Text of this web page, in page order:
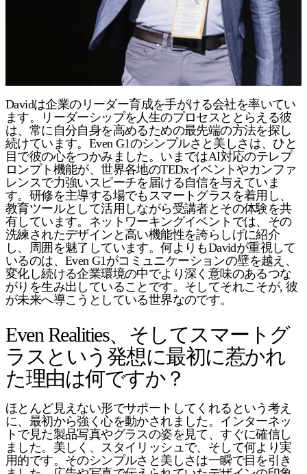
Davidは企業のリーダー育成を手がける会社を率いてい
ます。リーダーシップを人生のプロセスととらえる彼
は、常に自分自身を高めるための最先端の方法を探し
続けています。Even G1のシンプルさと美しさは、ひと
目で彼の心をつかみました。いまではAI対応のテレプ
ロンプト機能が、世界各地のTEDxイベントやカンファ
レンスで力強いスピーチを届ける自信を与えていま
す。研修を主導する場でもスマートグラスを着用し、
教育ツールとして活用しながら受講者とその体験を共
有しています。ネットワーキングイベントでは、その
洗練されたデザインと高い機能性を誇らしげに紹介
し、周囲を魅了しています。何よりもDavidが重視して
いるのは、Even G1がコミュニケーションの壁を越え、
変化し続ける企業環境の中でより深く意味のあるつな
がりを生み出していることです。そしてそれこそが, 彼
が未来へ導こうとしている世界なのです。
Even Realities、そしてスマートグ
ラスという発想に最初に惹かれ
た理由は何ですか？
ほとんど見えない形でサポートしてくれるという考え
に、最初から強く心を動かされました。インターネッ
トで見た製品写真やグラスの姿を見て、すぐに確信し
ました。美しく、スタイリッシュで、そして何より実
用的です。そのシンプルさと美しさは一瞬で目を引き